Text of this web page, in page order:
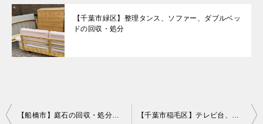
【千葉市緑区】整理タンス、ソファー、ダブルベッ
ドの回収・処分
投
【船橋市】庭石の回収・処分ご依頼 お客様の声 【千葉市稲毛区】テレビ台、原付、クッションの回収・処分ご依頼